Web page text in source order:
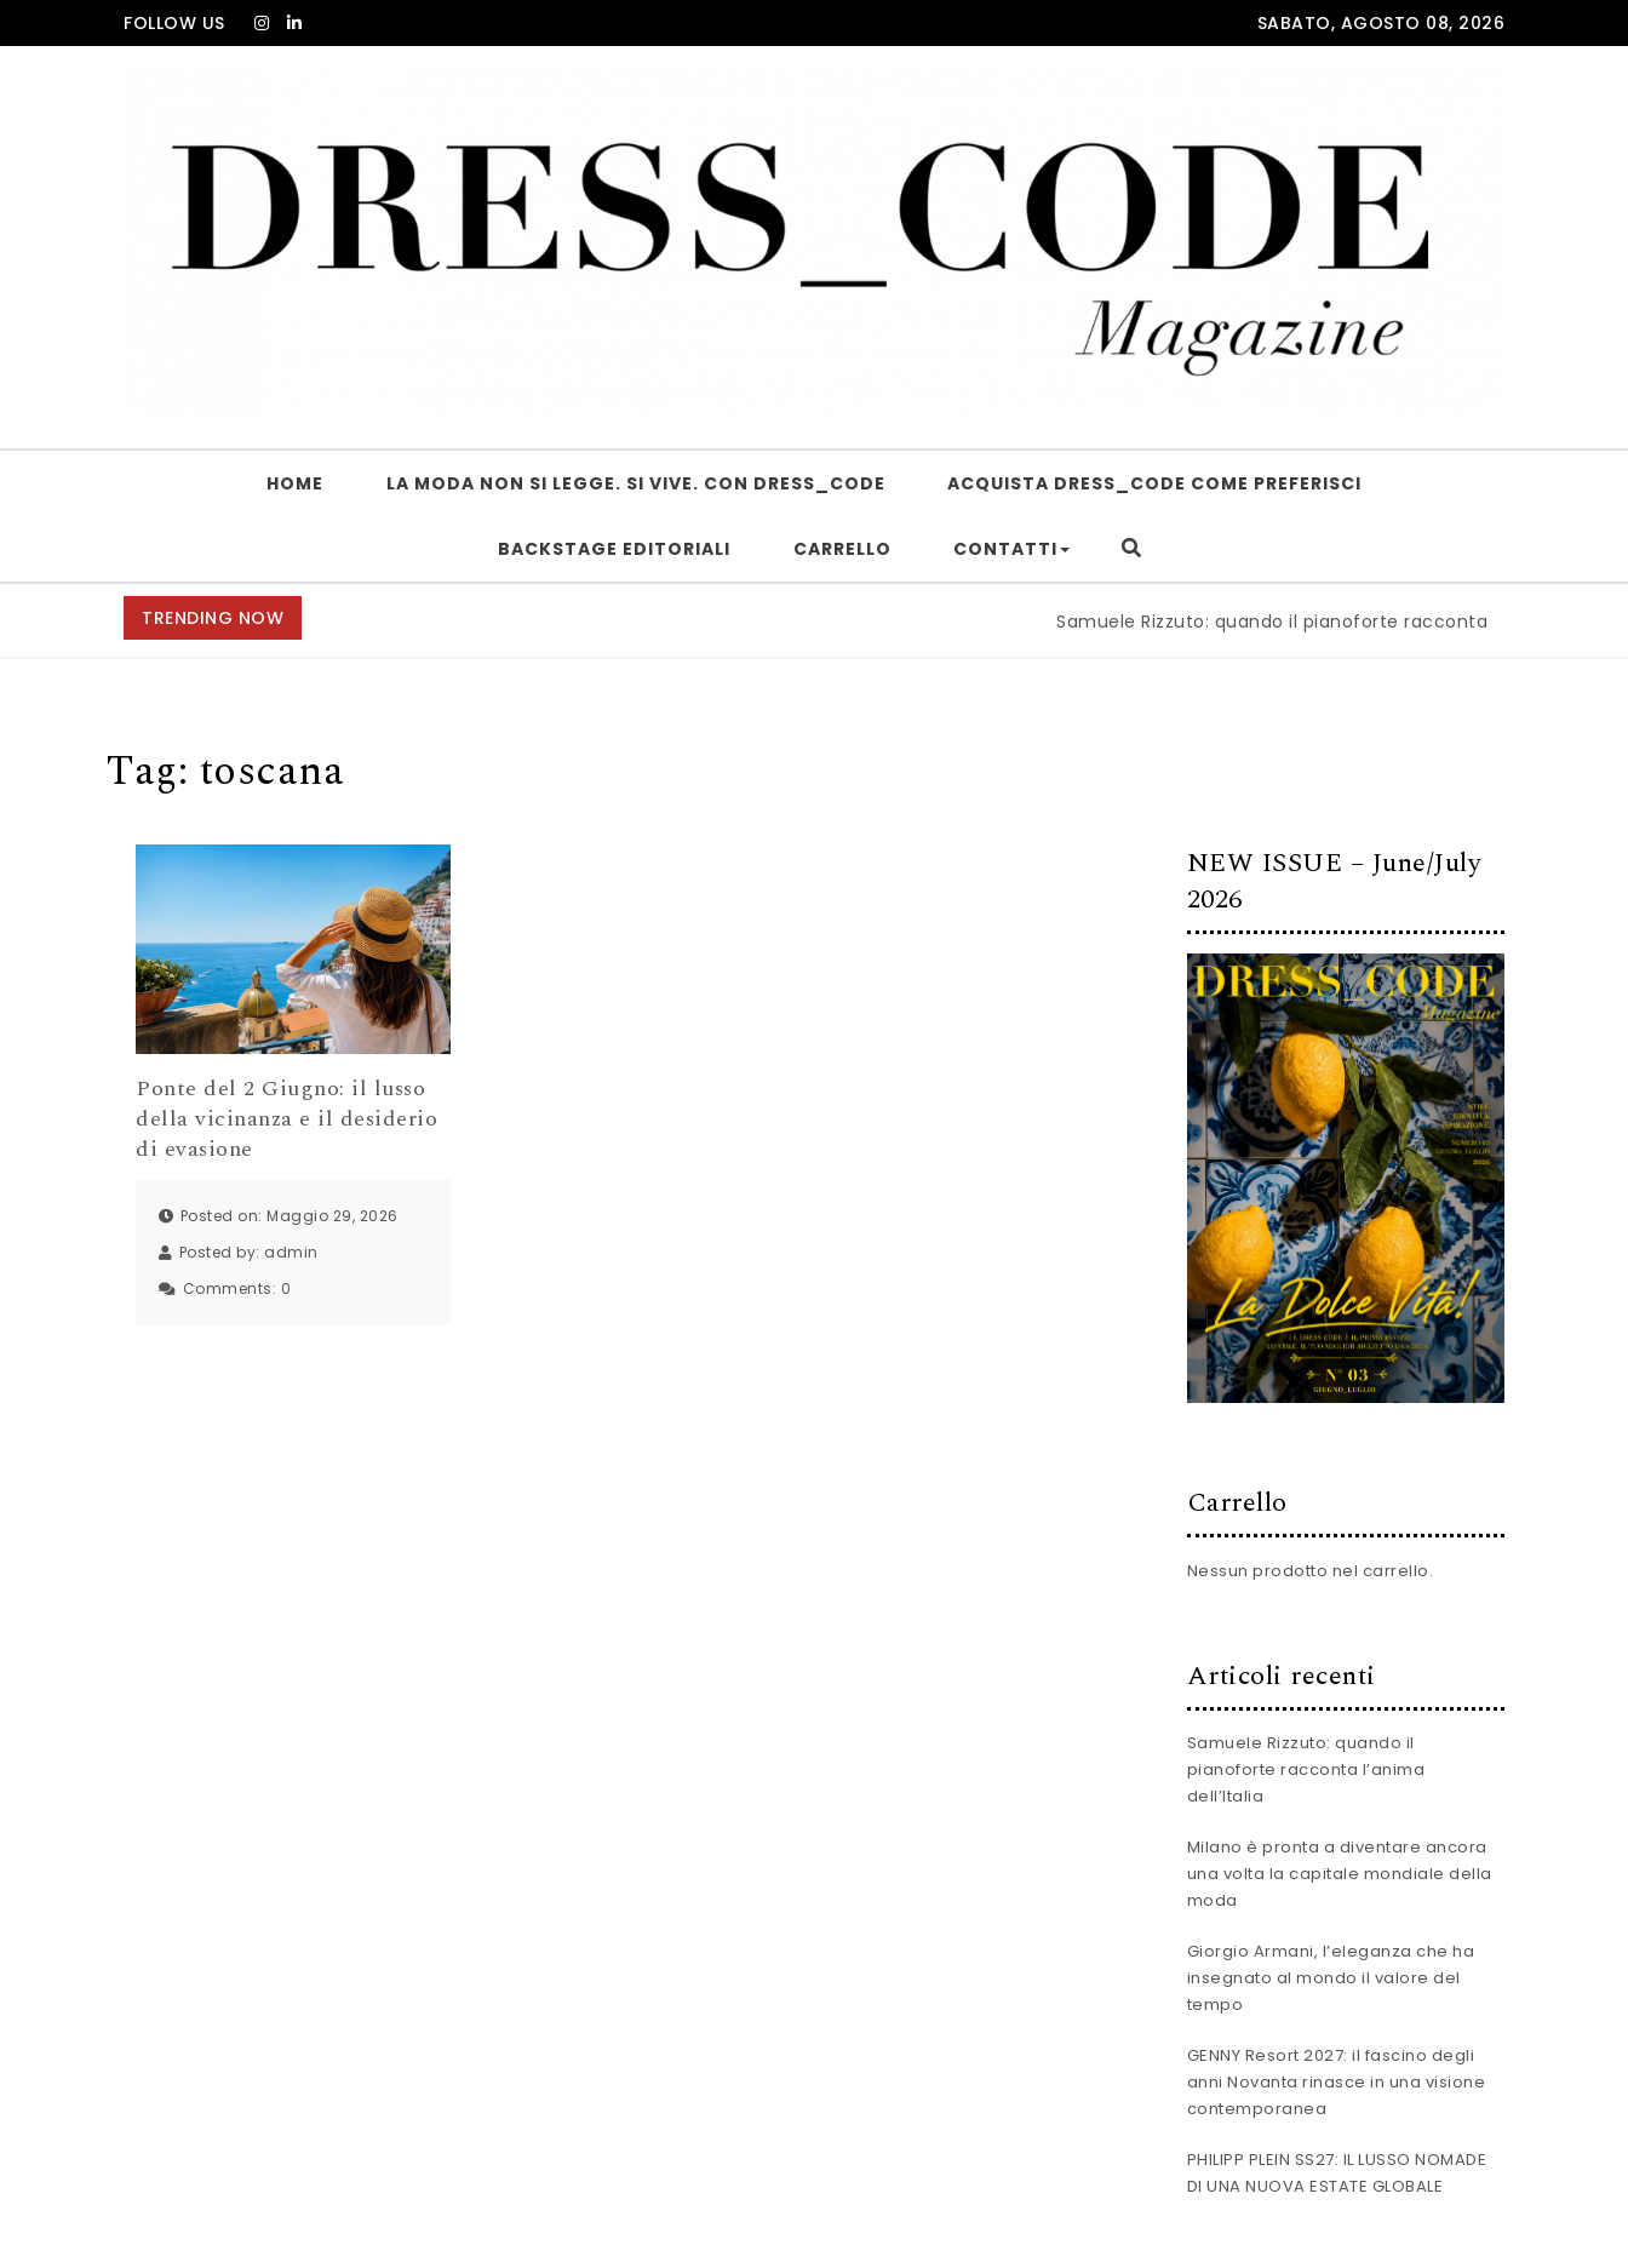
Skip to contentFOLLOW US SABATO, AGOSTO 08, 2026
HOME LA MODA NON SI LEGGE. SI VIVE. CON DRESS_CODE ACQUISTA DRESS_CODE COME PREFERISCI
BACKSTAGE EDITORIALI CARRELLO CONTATTI
TRENDING NOW Samuele Rizzuto: quando il pianoforte racconta l’anima dell’Italia
Tag: toscana
Ponte del 2 Giugno: il lusso
della vicinanza e il desiderio
di evasione
Posted on: Maggio 29, 2026
Posted by: admin
Comments: 0
NEW ISSUE – June/July
2026
Carrello
Nessun prodotto nel carrello.
Articoli recenti
Samuele Rizzuto: quando il
pianoforte racconta l’anima
dell’Italia
Milano è pronta a diventare ancora
una volta la capitale mondiale della
moda
Giorgio Armani, l’eleganza che ha
insegnato al mondo il valore del
tempo
GENNY Resort 2027: il fascino degli
anni Novanta rinasce in una visione
contemporanea
PHILIPP PLEIN SS27: IL LUSSO NOMADE
DI UNA NUOVA ESTATE GLOBALE